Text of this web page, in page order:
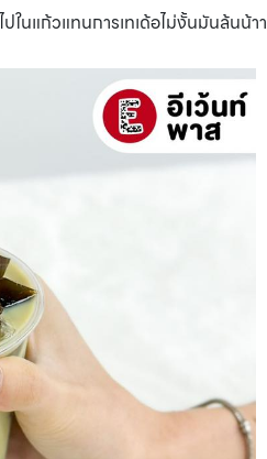
ในแก้วแทนการเทเด้อไม่งั้นมันล้นน้าา